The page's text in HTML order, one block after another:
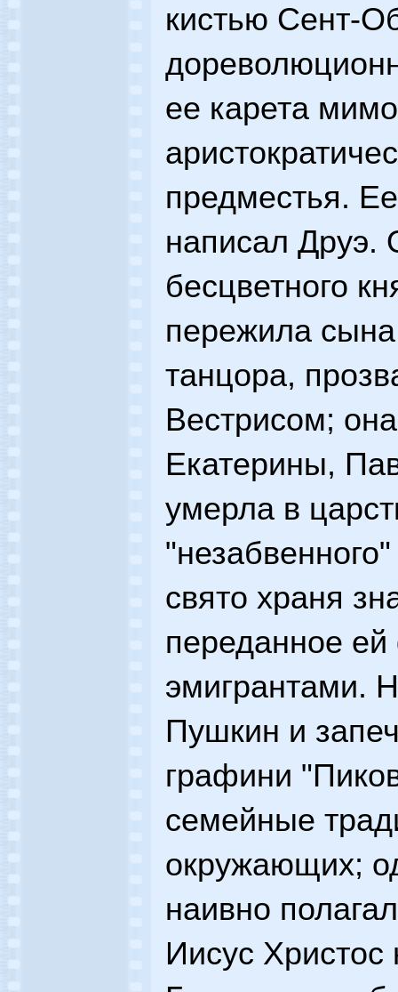
кистью Сент-
ее карета
предместья.
написал
бесцветного
пережила
танцора,
Вестрисом;
Екатерины,
умерла в
свято храня
переданное
эмигрантами.
Пушкин и
графини
семейные
окружающих;
наивно
Иисус